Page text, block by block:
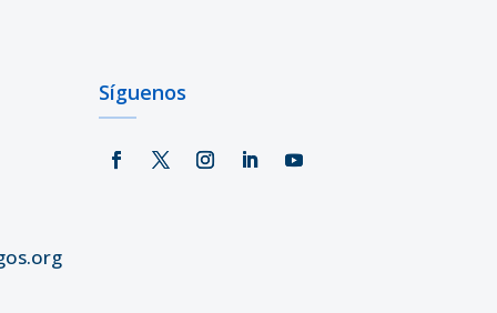
Síguenos